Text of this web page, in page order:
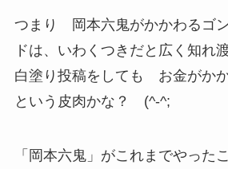
つまり 岡本六鬼がかかわるゴ
ドは、いわくつきだと広く知れ
白塗り投稿をしても お金がか
という皮肉かな？ (^-^;
「岡本六鬼」がこれまでやった